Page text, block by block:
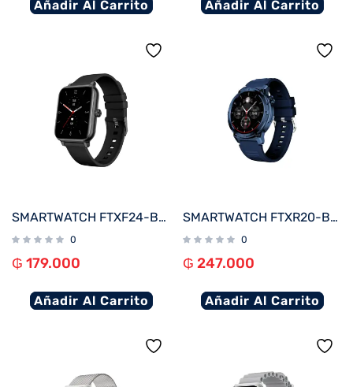
Añadir Al Carrito Añadir Al Carrito
SMARTWATCH FTXF24-BB 50MM NEGRO ANDROID/IOS/BT/FREC. CARD
0
₲ 179.000
Añadir Al Carrito
SMARTWATCH FTXR20-BB 57MM AZUL ANDROID/IOS/BT/FREC. CARD
0
₲ 247.000
Añadir Al Carrito